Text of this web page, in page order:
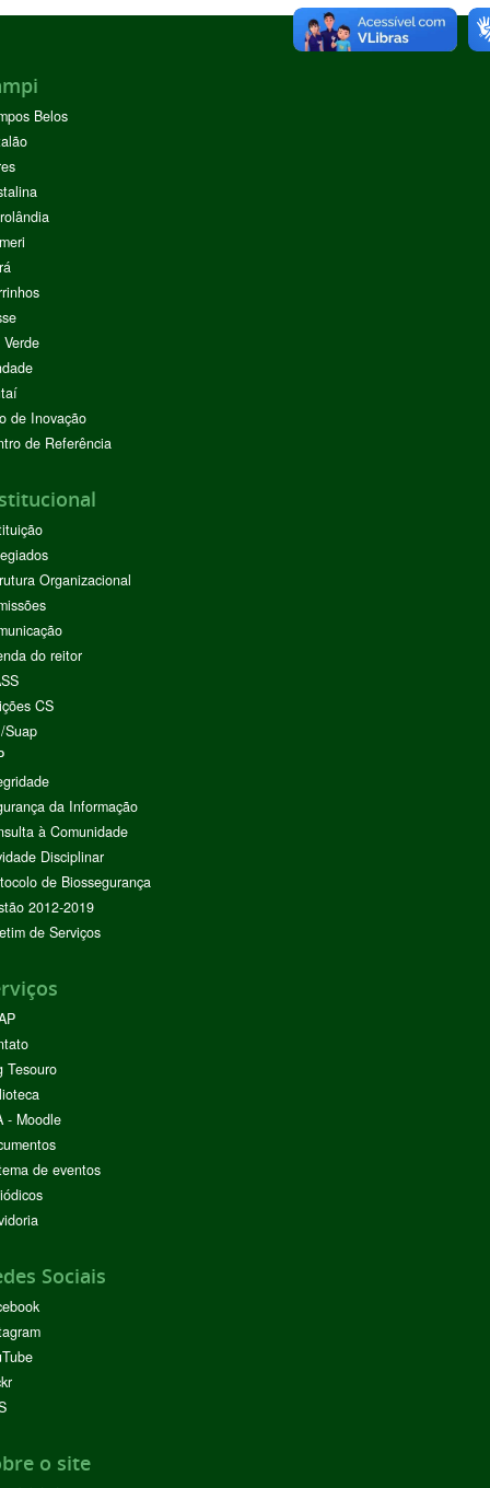
Belos
de Inovação
de Referência
Organizacional
do reitor
CS
Suap
da Informação
à Comunidade
Disciplinar
de Biossegurança
2012-2019
de Serviços
Tesouro
- Moodle
de eventos
Sociais
o site